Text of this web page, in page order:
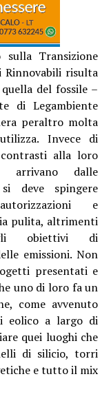
Transizione
Rinnovabili risulta
del fossile –
di Legambiente
peraltro molta
Invece di
alla loro
arrivano dalle
deve spingere
e
pulita, altrimenti
obiettivi di
emissioni. Non
presentati e
uno di loro fa un
come avvenuto
eolico a largo di
quei luoghi che
di silicio, torri
e tutto il mix